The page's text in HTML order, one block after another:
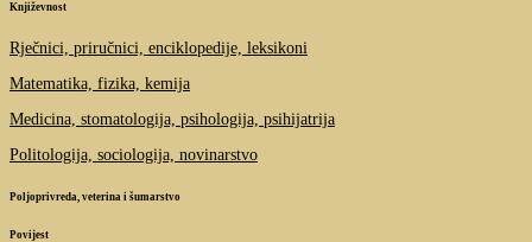
Književnost
Rječnici, priručnici, enciklopedije, leksikoni
Matematika, fizika, kemija
Medicina, stomatologija, psihologija, psihijatrija
Politologija, sociologija, novinarstvo
Poljoprivreda, veterina i šumarstvo
Povijest